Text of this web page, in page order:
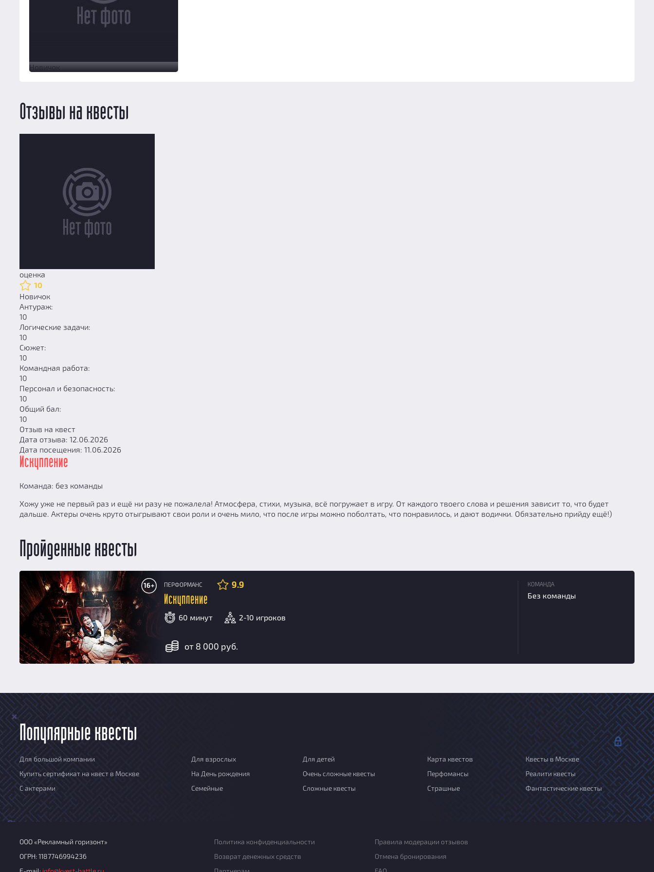
Новичок
Отзывы на квесты
оценка
10
Новичок
Антураж:
10
Логические задачи:
10
Сюжет:
10
Командная работа:
10
Персонал и безопасность:
10
Общий бал:
10
Отзыв на квест
Дата отзыва: 12.06.2026
Дата посещения: 11.06.2026
Искупление
Команда: без команды
Хожу уже не первый раз и ещё ни разу не пожалела! Атмосфера, стихи, музыка, всё погружает в игру. От каждого твоего слова и решения зависит то, что будет
дальше. Актеры очень круто отыгрывают свои роли и очень мило, что после игры можно поболтать, что понравилось, и дают водички. Обязательно прийду ещё!)
Пройденные квесты
16+ ПЕРФОРМАНС 9.9
Искупление
60 минут 2-10 игроков
от 8 000 руб.
КОМАНДА
Без команды
Популярные квесты
Для большой компании Для взрослых Для детей Карта квестов
Квесты в Москве
Купить сертификат на квест в Москве
На День рождения Очень сложные квесты Перфомансы
Реалити квесты
С актерами
Семейные Сложные квесты Страшные Фантастические квесты
ООО «Рекламный горизонт»
ОГРН: 1187746994236
Политика конфиденциальности
Правила модерации отзывов
Возврат денежных средств
Отмена бронирования